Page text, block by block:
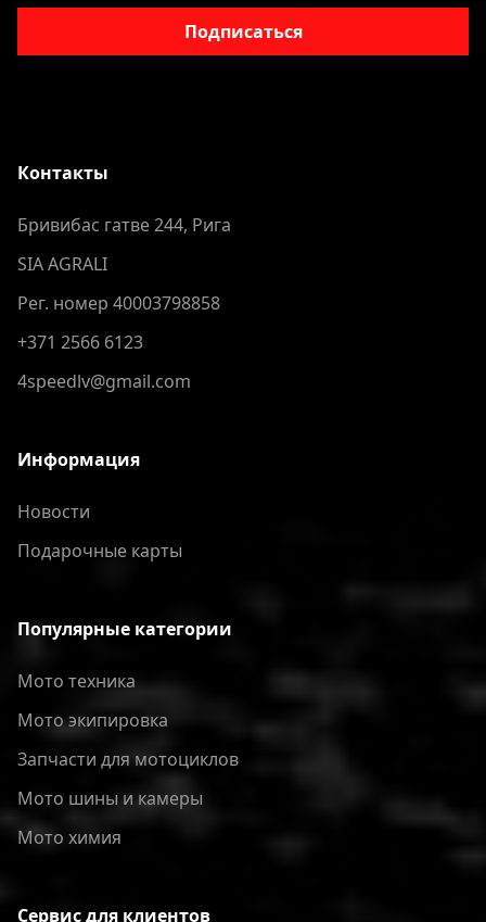
Подписаться
Контакты
Бривибас гатве 244, Рига
SIA AGRALI
Рег. номер 40003798858
+371 2566 6123
4speedlv@gmail.com
Информация
Новости
Подарочные карты
Популярные категории
Мото техника
Мото экипировка
Запчасти для мотоциклов
Мото шины и камеры
Мото химия
Сервис для клиентов